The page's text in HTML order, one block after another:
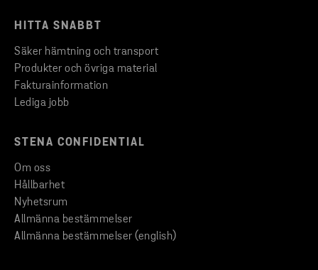
HITTA SNABBT
Säker hämtning och transport
Produkter och övriga material
Fakturainformation
Lediga jobb
STENA CONFIDENTIAL
Om oss
Hållbarhet
Nyhetsrum
Allmänna bestämmelser
Allmänna bestämmelser (english)